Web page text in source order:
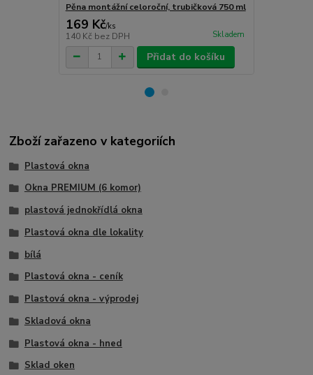
Pěna montážní celoroční, trubičková 750 ml
169 Kč/ks
140 Kč bez DPH Skladem
Přidat do košíku
Zboží zařazeno v kategoriích
Plastová okna
Okna PREMIUM (6 komor)
plastová jednokřídlá okna
Plastová okna dle lokality
bílá
Plastová okna - ceník
Plastová okna - výprodej
Skladová okna
Plastová okna - hned
Sklad oken